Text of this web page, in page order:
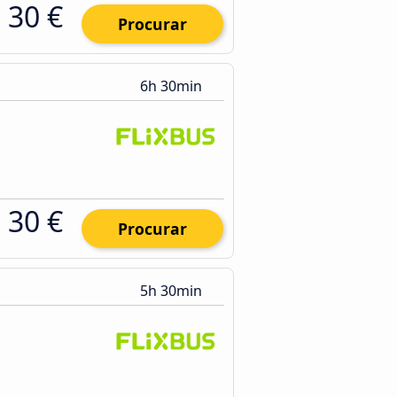
30 € Procurar
6h 30min
30 € Procurar
5h 30min